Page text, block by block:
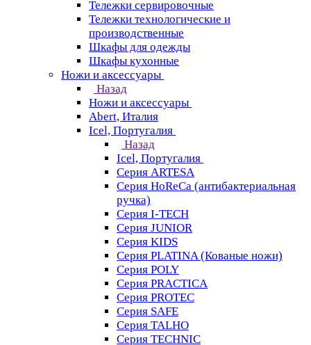
Тележки сервировочные
Тележки технологические и
производственные
Шкафы для одежды
Шкафы кухонные
Ножи и аксессуары
Назад
Ножи и аксессуары
Abert, Италия
Icel, Португалия
Назад
Icel, Португалия
Серия ARTESA
Серия HoReCa (антибактериальная
ручка)
Серия I-TECH
Серия JUNIOR
Серия KIDS
Серия PLATINA (Кованые ножи)
Серия POLY
Серия PRACTICA
Серия PROTEC
Серия SAFE
Серия TALHO
Серия TECHNIC